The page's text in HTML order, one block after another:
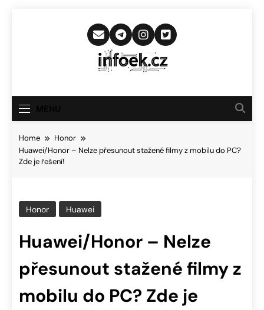
Infoek.cz
Novinkám
Home
Honor
Huawei/Honor – Nelze přesunout stažené filmy z mobilu do PC?
Zde je řešení!
Honor Huawei
Huawei/Honor – Nelze
přesunout stažené filmy z
mobilu do PC? Zde je